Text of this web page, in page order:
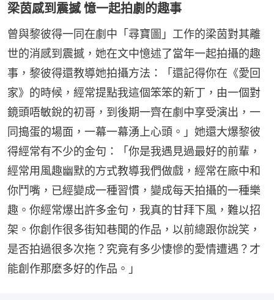
梁茵感到震撼 憶一起拍劇的趣事
曾與黎彼得一同在劇中「尋寶圖」工作的梁茵對其離
世的消感到震撼，她在文中憶述了當年一起拍攝的趣
事，黎彼得還教導她拍攝方法：「還記得你在《愛回
家》的時候，經常提點我這個笨笨的新丁，由一個對
鏡頭唔敏銳的初哥，到後期一齊在劇中享受演出，一
同搗蛋的場面，一幕一幕湧上心頭。」她還大爆黎彼
得經常有不少的金句：「你是我遇見過最好的前輩，
經常用風趣幽默的方式教導我們做戲，經常在廠中和
你鬥嘴，已經變成一種習慣，變成每天拍攝的一種樂
趣。你經常爆出許多金句，我真的甘拜下風，難以招
架。你創作很多街知巷聞的作品，以前總跟你說笑，
是否拍過很多次拖？究竟有多少悽慘的愛情遭遇？才
能創作那麼多好的作品。」